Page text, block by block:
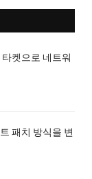
켓으로 네트워
패치 방식을 변